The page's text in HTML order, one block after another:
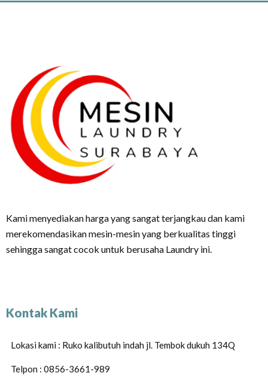
Kami menyediakan harga yang sangat terjangkau dan kami
merekomendasikan mesin-mesin yang berkualitas tinggi
sehingga sangat cocok untuk berusaha Laundry ini.
Kontak Kami
Lokasi kami : Ruko kalibutuh indah jl. Tembok dukuh 134Q
Telpon : 0856-3661-989